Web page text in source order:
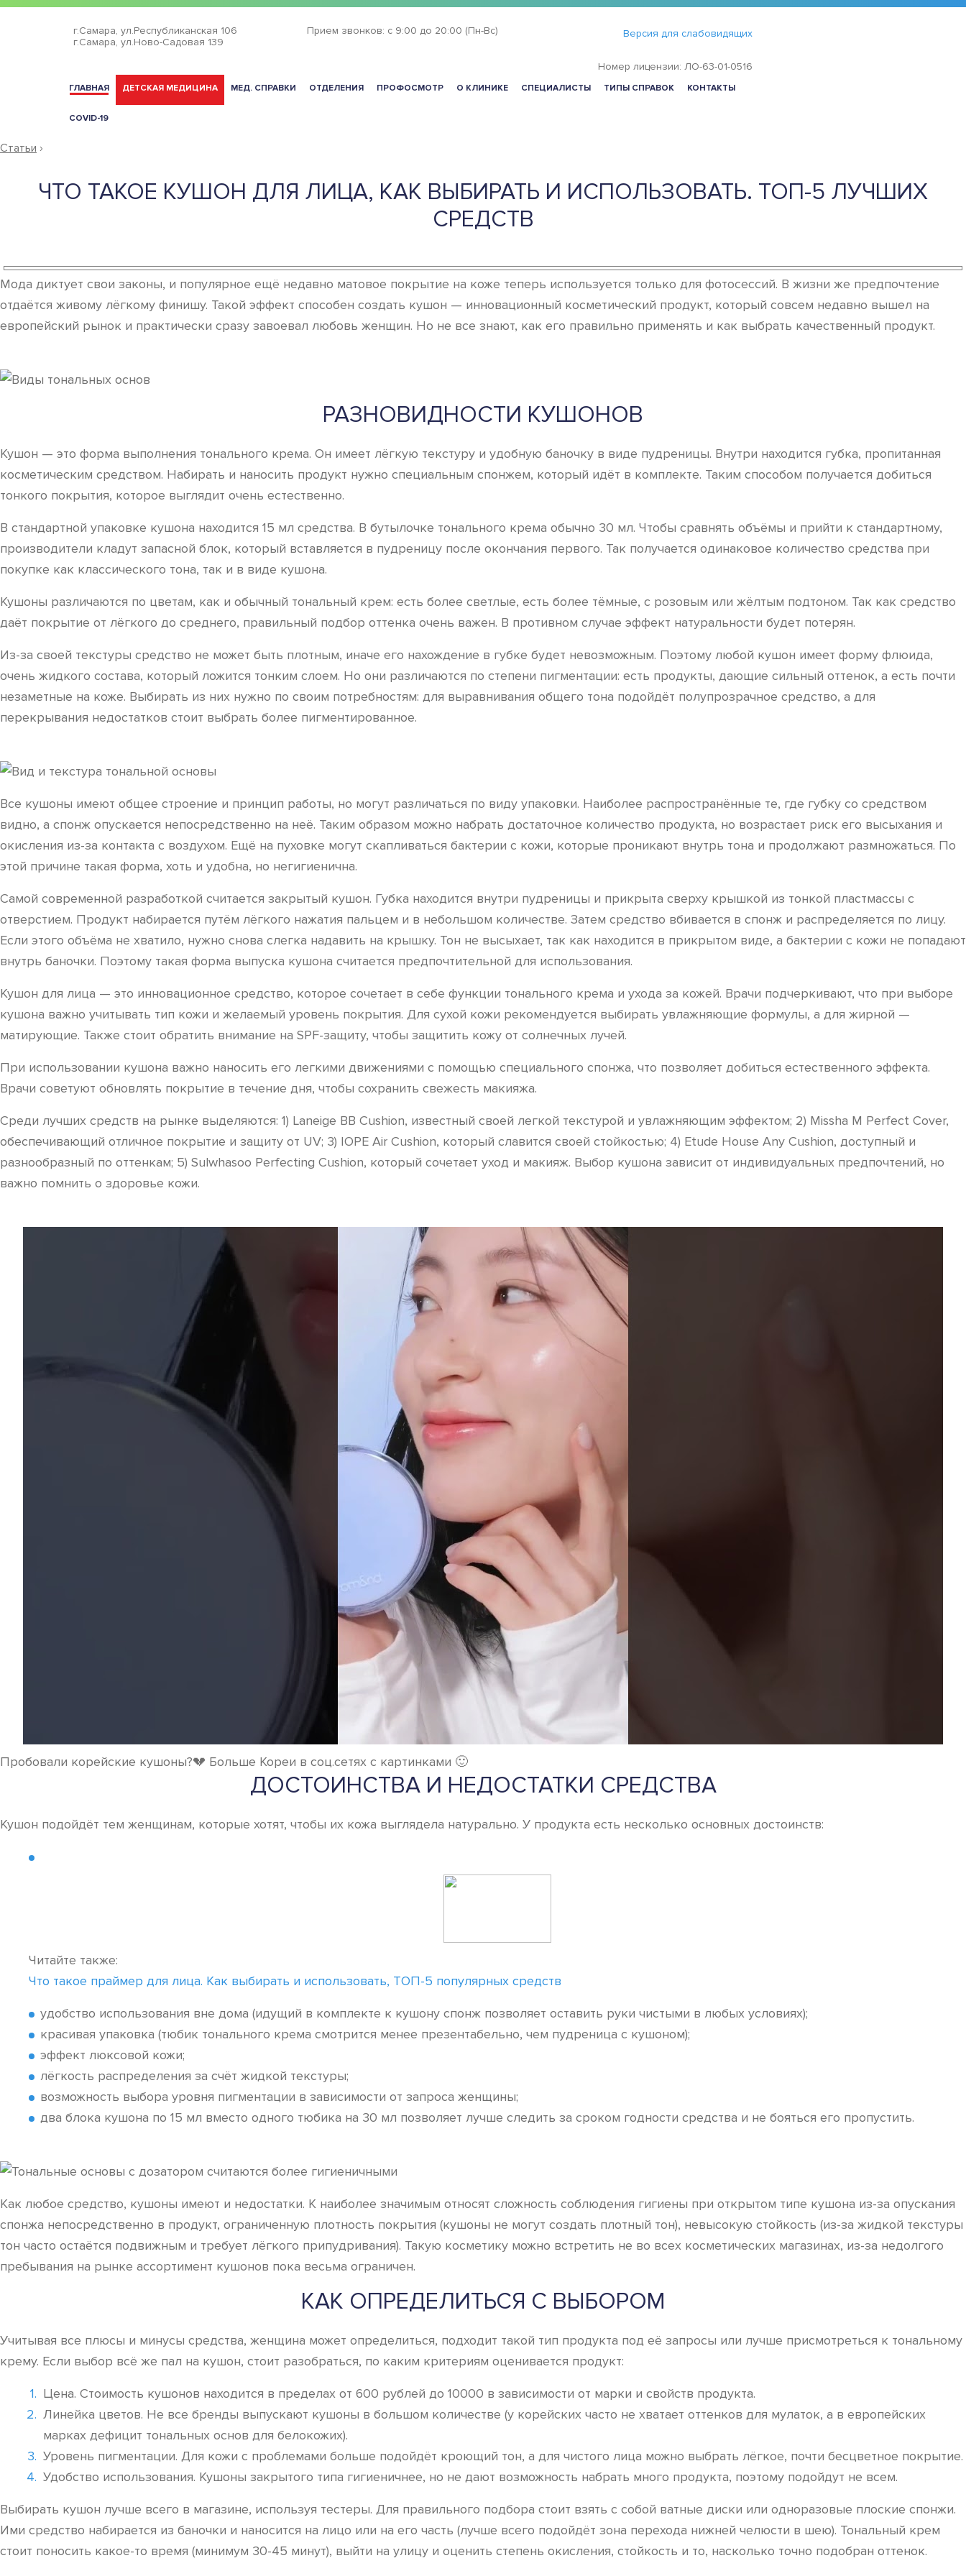
г.Самара, ул.Республиканская 106
г.Самара, ул.Ново-Садовая 139
Прием звонков: с 9:00 до 20:00 (Пн-Вс) Версия для слабовидящих
Номер лицензии: ЛО-63-01-0516
ГЛАВНАЯ ДЕТСКАЯ МЕДИЦИНА МЕД. СПРАВКИ ОТДЕЛЕНИЯ ПРОФОСМОТР О КЛИНИКЕ СПЕЦИАЛИСТЫ ТИПЫ СПРАВОК КОНТАКТЫ
COVID-19
Статьи ›
ЧТО ТАКОЕ КУШОН ДЛЯ ЛИЦА, КАК ВЫБИРАТЬ И ИСПОЛЬЗОВАТЬ. ТОП-5 ЛУЧШИХ
СРЕДСТВ
Мода диктует свои законы, и популярное ещё недавно матовое покрытие на коже теперь используется только для фотосессий. В жизни же предпочтение
отдаётся живому лёгкому финишу. Такой эффект способен создать кушон — инновационный косметический продукт, который совсем недавно вышел на
европейский рынок и практически сразу завоевал любовь женщин. Но не все знают, как его правильно применять и как выбрать качественный продукт.
РАЗНОВИДНОСТИ КУШОНОВ
Кушон — это форма выполнения тонального крема. Он имеет лёгкую текстуру и удобную баночку в виде пудреницы. Внутри находится губка, пропитанная
косметическим средством. Набирать и наносить продукт нужно специальным спонжем, который идёт в комплекте. Таким способом получается добиться
тонкого покрытия, которое выглядит очень естественно.
В стандартной упаковке кушона находится 15 мл средства. В бутылочке тонального крема обычно 30 мл. Чтобы сравнять объёмы и прийти к стандартному,
производители кладут запасной блок, который вставляется в пудреницу после окончания первого. Так получается одинаковое количество средства при
покупке как классического тона, так и в виде кушона.
Кушоны различаются по цветам, как и обычный тональный крем: есть более светлые, есть более тёмные, с розовым или жёлтым подтоном. Так как средство
даёт покрытие от лёгкого до среднего, правильный подбор оттенка очень важен. В противном случае эффект натуральности будет потерян.
Из-за своей текстуры средство не может быть плотным, иначе его нахождение в губке будет невозможным. Поэтому любой кушон имеет форму флюида,
очень жидкого состава, который ложится тонким слоем. Но они различаются по степени пигментации: есть продукты, дающие сильный оттенок, а есть почти
незаметные на коже. Выбирать из них нужно по своим потребностям: для выравнивания общего тона подойдёт полупрозрачное средство, а для
перекрывания недостатков стоит выбрать более пигментированное.
Все кушоны имеют общее строение и принцип работы, но могут различаться по виду упаковки. Наиболее распространённые те, где губку со средством
видно, а спонж опускается непосредственно на неё. Таким образом можно набрать достаточное количество продукта, но возрастает риск его высыхания и
окисления из-за контакта с воздухом. Ещё на пуховке могут скапливаться бактерии с кожи, которые проникают внутрь тона и продолжают размножаться. По
этой причине такая форма, хоть и удобна, но негигиенична.
Самой современной разработкой считается закрытый кушон. Губка находится внутри пудреницы и прикрыта сверху крышкой из тонкой пластмассы с
отверстием. Продукт набирается путём лёгкого нажатия пальцем и в небольшом количестве. Затем средство вбивается в спонж и распределяется по лицу.
Если этого объёма не хватило, нужно снова слегка надавить на крышку. Тон не высыхает, так как находится в прикрытом виде, а бактерии с кожи не попадают
внутрь баночки. Поэтому такая форма выпуска кушона считается предпочтительной для использования.
Кушон для лица — это инновационное средство, которое сочетает в себе функции тонального крема и ухода за кожей. Врачи подчеркивают, что при выборе
кушона важно учитывать тип кожи и желаемый уровень покрытия. Для сухой кожи рекомендуется выбирать увлажняющие формулы, а для жирной —
матирующие. Также стоит обратить внимание на SPF-защиту, чтобы защитить кожу от солнечных лучей.
При использовании кушона важно наносить его легкими движениями с помощью специального спонжа, что позволяет добиться естественного эффекта.
Врачи советуют обновлять покрытие в течение дня, чтобы сохранить свежесть макияжа.
Среди лучших средств на рынке выделяются: 1) Laneige BB Cushion, известный своей легкой текстурой и увлажняющим эффектом; 2) Missha M Perfect Cover,
обеспечивающий отличное покрытие и защиту от UV; 3) IOPE Air Cushion, который славится своей стойкостью; 4) Etude House Any Cushion, доступный и
разнообразный по оттенкам; 5) Sulwhasoo Perfecting Cushion, который сочетает уход и макияж. Выбор кушона зависит от индивидуальных предпочтений, но
важно помнить о здоровье кожи.
Пробовали корейские кушоны?💔 Больше Кореи в соц.сетях с картинками 🙂
ДОСТОИНСТВА И НЕДОСТАТКИ СРЕДСТВА
Кушон подойдёт тем женщинам, которые хотят, чтобы их кожа выглядела натурально. У продукта есть несколько основных достоинств:
Читайте также:
Что такое праймер для лица. Как выбирать и использовать, ТОП-5 популярных средств
удобство использования вне дома (идущий в комплекте к кушону спонж позволяет оставить руки чистыми в любых условиях);
красивая упаковка (тюбик тонального крема смотрится менее презентабельно, чем пудреница с кушоном);
эффект люксовой кожи;
лёгкость распределения за счёт жидкой текстуры;
возможность выбора уровня пигментации в зависимости от запроса женщины;
два блока кушона по 15 мл вместо одного тюбика на 30 мл позволяет лучше следить за сроком годности средства и не бояться его пропустить.
Как любое средство, кушоны имеют и недостатки. К наиболее значимым относят сложность соблюдения гигиены при открытом типе кушона из-за опускания
спонжа непосредственно в продукт, ограниченную плотность покрытия (кушоны не могут создать плотный тон), невысокую стойкость (из-за жидкой текстуры
тон часто остаётся подвижным и требует лёгкого припудривания). Такую косметику можно встретить не во всех косметических магазинах, из-за недолгого
пребывания на рынке ассортимент кушонов пока весьма ограничен.
КАК ОПРЕДЕЛИТЬСЯ С ВЫБОРОМ
Учитывая все плюсы и минусы средства, женщина может определиться, подходит такой тип продукта под её запросы или лучше присмотреться к тональному
крему. Если выбор всё же пал на кушон, стоит разобраться, по каким критериям оценивается продукт:
Цена. Стоимость кушонов находится в пределах от 600 рублей до 10000 в зависимости от марки и свойств продукта.
Линейка цветов. Не все бренды выпускают кушоны в большом количестве (у корейских часто не хватает оттенков для мулаток, а в европейских
марках дефицит тональных основ для белокожих).
Уровень пигментации. Для кожи с проблемами больше подойдёт кроющий тон, а для чистого лица можно выбрать лёгкое, почти бесцветное покрытие.
Удобство использования. Кушоны закрытого типа гигиеничнее, но не дают возможность набрать много продукта, поэтому подойдут не всем.
Выбирать кушон лучше всего в магазине, используя тестеры. Для правильного подбора стоит взять с собой ватные диски или одноразовые плоские спонжи.
Ими средство набирается из баночки и наносится на лицо или на его часть (лучше всего подойдёт зона перехода нижней челюсти в шею). Тональный крем
стоит поносить какое-то время (минимум 30-45 минут), выйти на улицу и оценить степень окисления, стойкость и то, насколько точно подобран оттенок.